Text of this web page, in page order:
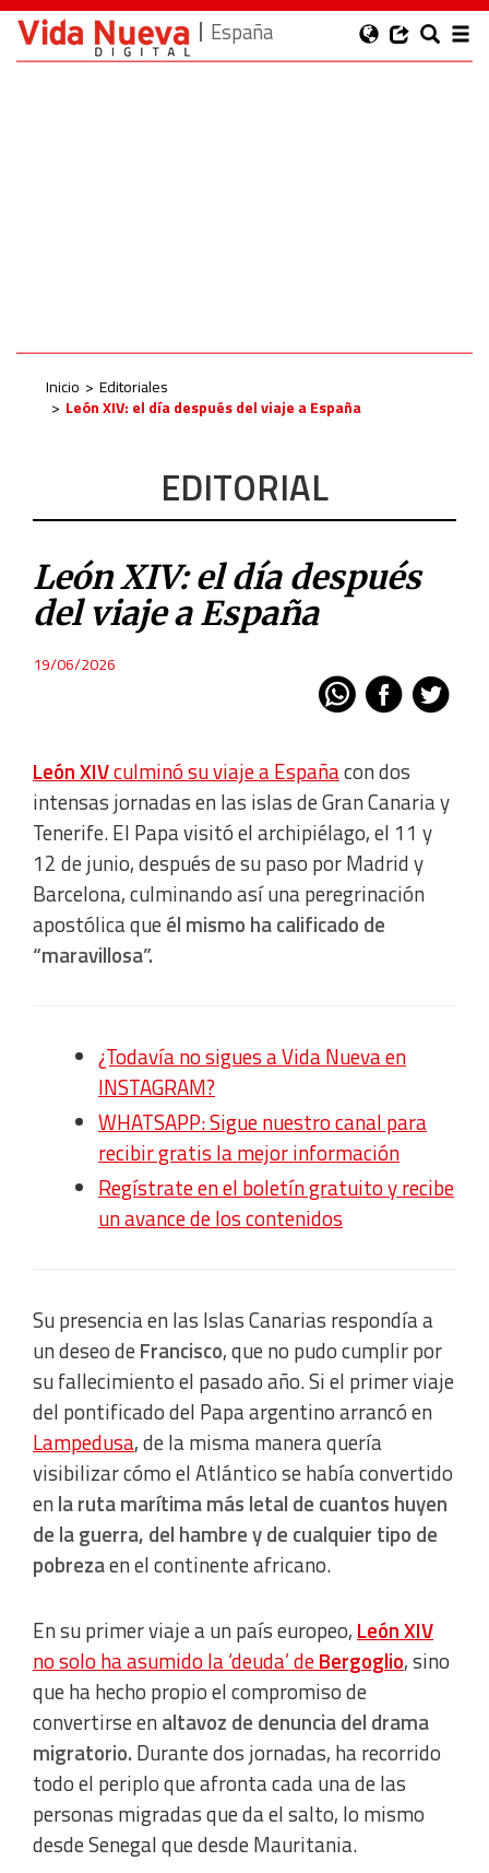
España
Inicio
Editoriales
León XIV: el día después del viaje a España
EDITORIAL
León XIV: el día después
del viaje a España
19/06/2026
León XIVculminó su viaje a Españacon dos
intensas jornadas en las islas de Gran Canaria y
Tenerife. El Papa visitó el archipiélago, el 11 y
12 de junio, después de su paso por Madrid y
Barcelona, culminando así una peregrinación
apostólica queél mismo ha calificado de
“maravillosa”.
¿Todavía no sigues a Vida Nueva en
INSTAGRAM?
WHATSAPP: Sigue nuestro canal para
recibir gratis la mejor información
Regístrate en el boletín gratuito y recibe
un avance de los contenidos
Su presencia en las Islas Canarias respondía a
un deseo deFrancisco, que no pudo cumplir por
su fallecimiento el pasado año. Si el primer viaje
del pontificado del Papa argentino arrancó en
Lampedusa, de la misma manera quería
visibilizar cómo el Atlántico se había convertido
enla ruta marítima más letal de cuantos huyen
de la guerra, del hambre y de cualquier tipo de
pobrezaen el continente africano.
En su primer viaje a un país europeo, León XIV
no solo ha asumido la ‘deuda’ deBergoglio, sino
que ha hecho propio el compromiso de
convertirse enaltavoz de denuncia del drama
migratorio. Durante dos jornadas, ha recorrido
todo el periplo que afronta cada una de las
personas migradas que da el salto, lo mismo
desde Senegal que desde Mauritania.